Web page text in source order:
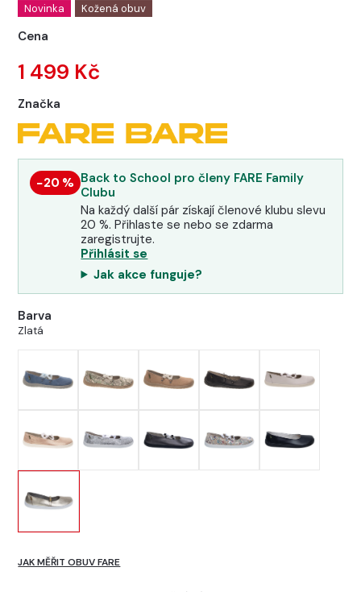
Novinka Kožená obuv
Cena
1 499 Kč
Značka
−20 % Back to School pro členy FARE Family
Clubu
Na každý další pár získají členové klubu slevu
20 %. Přihlaste se nebo se zdarma
zaregistrujte.
Přihlásit se
Jak akce funguje?
Barva
Zlatá
JAK MĚŘIT OBUV FARE